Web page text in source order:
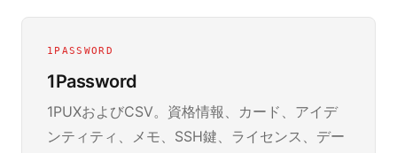
1PASSWORD
1Password
1PUXおよびCSV。資格情報、カード、アイデ
ンティティ、メモ、SSH鍵、ライセンス、デー